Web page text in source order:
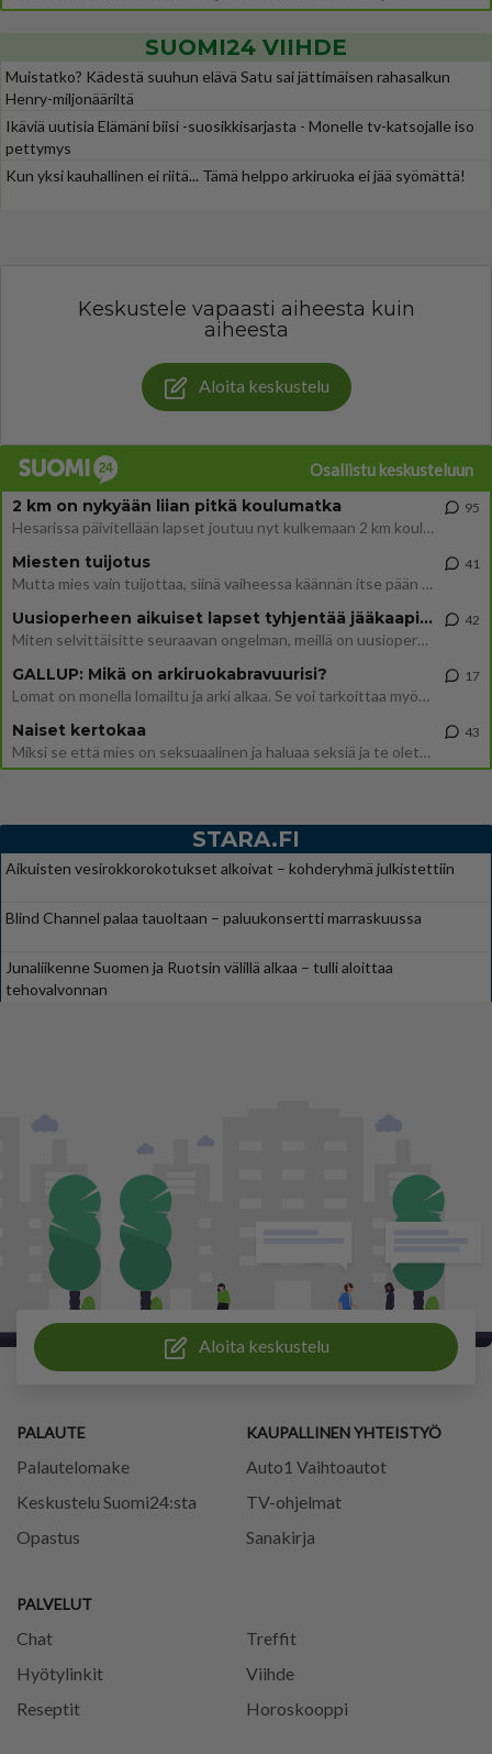
SUOMI24 VIIHDE
Muistatko? Kädestä suuhun elävä Satu sai jättimäisen rahasalkun
Henry-miljonääriltä
Ikäviä uutisia Elämäni biisi -suosikkisarjasta - Monelle tv-katsojalle iso
pettymys
Kun yksi kauhallinen ei riitä... Tämä helppo arkiruoka ei jää syömättä!
Keskustele vapaasti aiheesta kuin
aiheesta
Aloita keskustelu
Osallistu keskusteluun
2 km on nykyään liian pitkä koulumatka
Hesarissa päivitellään lapset joutuu nyt kulkemaan 2 km kouluun jösses. Ruostefillarilla tuo matka menee vaikka miten äk
95
Miesten tuijotus
Mutta mies vain tuijottaa, siinä vaiheessa käännän itse pään pois. Mikä juttu? Yleensä jos joku tuijottaa tai katsoo, hä
41
Uusioperheen aikuiset lapset tyhjentää jääkaapin käydessään
Miten selvittäisitte seuraavan ongelman, meillä on uusioperhe, minulla teini-ikäiset lapset ja puolisolla aikuiset, jotk
42
GALLUP: Mikä on arkiruokabravuurisi?
Lomat on monella lomailtu ja arki alkaa. Se voi tarkoittaa myös sitä, että grillailut on grillattu ja palataan arjen ruo
17
Naiset kertokaa
Miksi se että mies on seksuaalinen ja haluaa seksiä ja te olette hänen mielestänne haluttava on vastenmielistä? Mikä sii
43
STARA.FI
Aikuisten vesirokkorokotukset alkoivat – kohderyhmä julkistettiin
Blind Channel palaa tauoltaan – paluukonsertti marraskuussa
Junaliikenne Suomen ja Ruotsin välillä alkaa – tulli aloittaa
tehovalvonnan
Aloita keskustelu
PALAUTE
Palautelomake
Keskustelu Suomi24:sta
Opastus
PALVELUT
Chat
Treffit
Hyötylinkit
Viihde
Reseptit
Horoskooppi
KAUPALLINEN YHTEISTYÖ
Auto1 Vaihtoautot
TV-ohjelmat
Sanakirja